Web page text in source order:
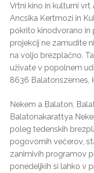
Vrtni kino in kulturni
Ancsika Kertmozi in
pokrito kinodvorano in
projekcij ne zamudite
na voljo brezplačno.
uživate v popolnem
8636 Balatonszemes,
Nekem a Balaton,
Balatonakarattya
poleg tedenskih
pogovornih večerov,
zanimivih programov
ponedeljkih si lahko v